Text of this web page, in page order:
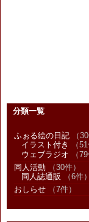
分類一覧
ふぉる絵の日記 （
イラスト付き
（51
ウェブラジオ （79
同人活動 （30件）
同人誌通販 （6件）
おしらせ （7件）